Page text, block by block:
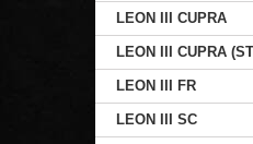
LEON III CUPRA
LEON III CUPRA
LEON III FR
LEON III SC